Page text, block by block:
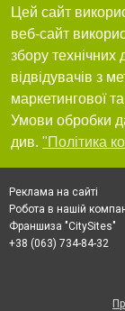
Цей сайт
веб-сайт
збору технічних
відвідувачів з
маркетингової
Умови обробки
див. "Політика
Реклама на сайті
Робота в нашій
Франшиза "CitySites"
+38 (063) 734-84-32